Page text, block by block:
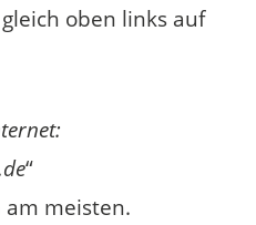
oben links auf
“
meisten.